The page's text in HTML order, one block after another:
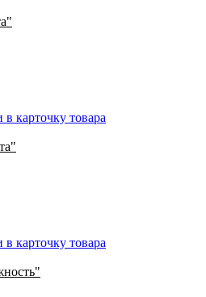
в карточку товара
в карточку товара